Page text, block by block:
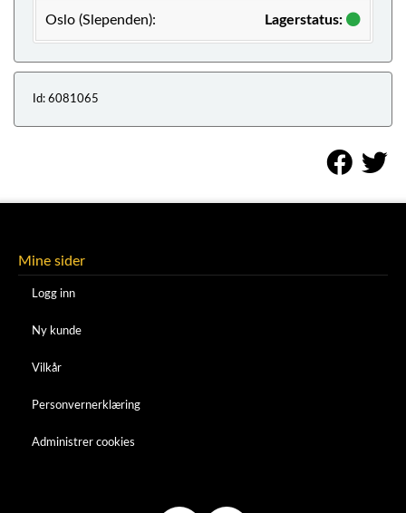
Oslo (Slependen): Lagerstatus:
Id: 6081065
Mine sider
Logg inn
Ny kunde
Vilkår
Personvernerklæring
Administrer cookies